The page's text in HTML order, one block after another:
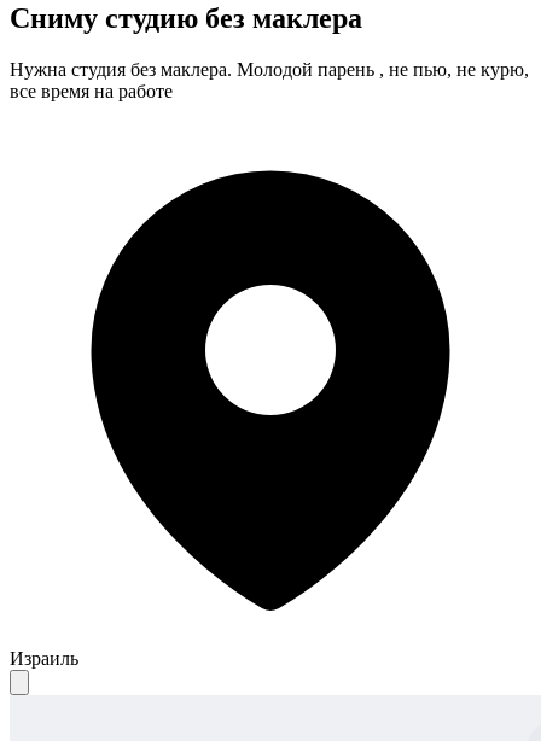
Сниму студию без маклера
Нужна студия без маклера. Молодой парень , не пью, не курю,
все время на работе
Израиль